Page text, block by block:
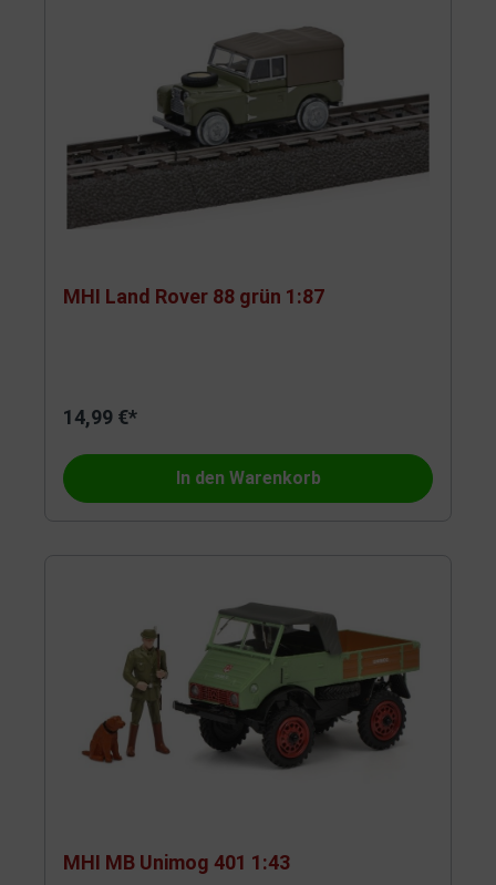
MHI Land Rover 88 grün 1:87
14,99 €*
In den Warenkorb
MHI MB Unimog 401 1:43